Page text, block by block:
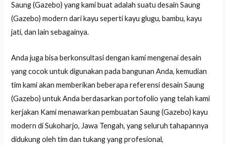
Saung (Gazebo) yang kami buat adalah suatu desain Saung
(Gazebo) modern dari kayu seperti kayu glugu, bambu, kayu
jati, dan lain sebagainya.
Anda juga bisa berkonsultasi dengan kami mengenai desain
yang cocok untuk digunakan pada bangunan Anda, kemudian
tim kami akan memberikan beberapa referensi desain Saung
(Gazebo) untuk Anda berdasarkan portofolio yang telah kami
kerjakan Kami menawarkan pembuatan Saung (Gazebo) kayu
modern di Sukoharjo, Jawa Tengah, yang seluruh tahapannya
didukung oleh tim dan tukang yang profesional,